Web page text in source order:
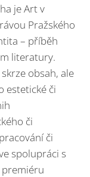
je Art v
Pražského
– příběh
literatury.
obsah, ale
estetické či
či
či
spolupráci s